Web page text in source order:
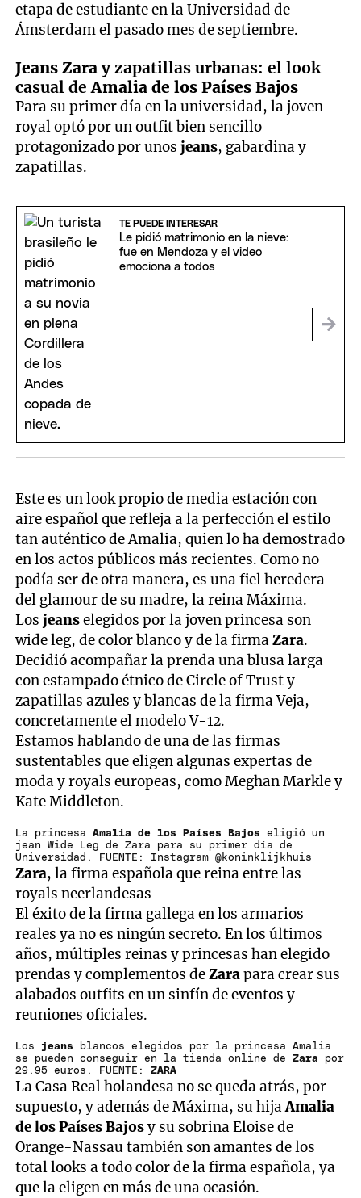
etapa de estudiante en la Universidad de
Ámsterdam el pasado mes de septiembre.
Jeans Zara y zapatillas urbanas: el look
casual deAmalia de los Países Bajos
Para su primer día en la universidad, la joven
royal optó por un outfit bien sencillo
protagonizado por unosjeans, gabardina y
zapatillas.
TE PUEDE INTERESAR
Le pidió matrimonio en la nieve:
fue en Mendoza y el video
emociona a todos
Este es un look propio de media estación con
aire español que refleja a la perfección el estilo
tan auténtico de Amalia, quien lo ha demostrado
en los actos públicos más recientes. Como no
podía ser de otra manera, es una fiel heredera
del glamour de su madre, la reina Máxima.
Los jeanselegidos por la joven princesa son
wide leg, de color blanco y de la firmaZara.
Decidió acompañar la prenda una blusa larga
con estampado étnico de Circle of Trust y
zapatillas azules y blancas de la firma Veja,
concretamente el modelo V-12.
Estamos hablando de una de las firmas
sustentables que eligen algunas expertas de
moda y royals europeas, como Meghan Markle y
Kate Middleton.
La princesaAmalia de los Países Bajos eligió un
jean Wide Leg de Zara para su primer día de
Universidad. FUENTE: Instagram @koninklijkhuis
Zara, la firma española que reina entre las
royals neerlandesas
El éxito de la firma gallega en los armarios
reales ya no es ningún secreto. En los últimos
años, múltiples reinas y princesas han elegido
prendas y complementos deZarapara crear sus
alabados outfits en un sinfín de eventos y
reuniones oficiales.
Los jeans blancos elegidos por la princesa Amalia
se pueden conseguir en la tienda online deZara por
29.95 euros. FUENTE:ZARA
La Casa Real holandesa no se queda atrás, por
supuesto, y además de Máxima, su hijaAmalia
de los Países Bajosy su sobrina Eloise de
Orange-Nassau también son amantes de los
total looks a todo color de la firma española, ya
que la eligen en más de una ocasión.